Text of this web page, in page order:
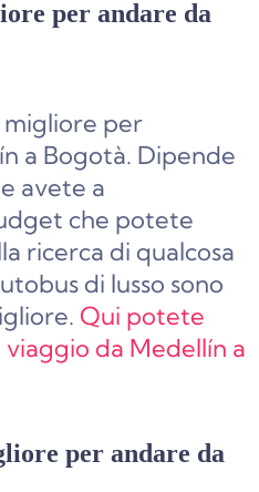
per andare da
migliore per
a Bogotà. Dipende
avete a
che potete
ricerca di qualcosa
di lusso sono
Qui potete
da Medellín a
per andare da